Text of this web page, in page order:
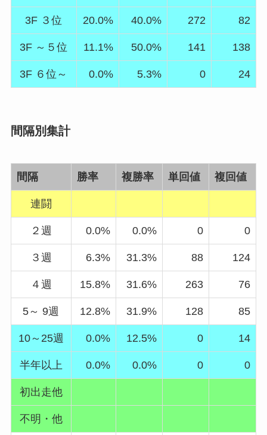
3F ３位 20.0% 40.0% 272 82
3F ～５位 11.1% 50.0% 141 138
3F ６位～ 0.0% 5.3% 0 24
間隔別集計
間隔 勝率 複勝率 単回値 複回値
連闘
２週 0.0% 0.0% 0 0
３週 6.3% 31.3% 88 124
４週 15.8% 31.6% 263 76
5～ 9週 12.8% 31.9% 128 85
10～25週 0.0% 12.5% 0 14
半年以上 0.0% 0.0% 0 0
初出走他
不明・他